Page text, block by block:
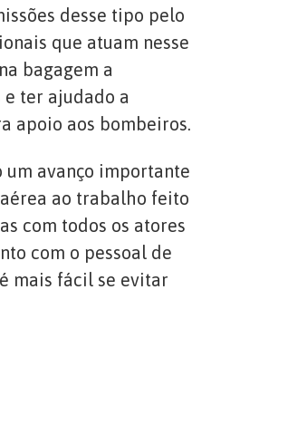
desse tipo pelo
que atuam nesse
bagagem a
ter ajudado a
apoio aos bombeiros.
um avanço importante
ao trabalho feito
com todos os atores
com o pessoal de
mais fácil se evitar